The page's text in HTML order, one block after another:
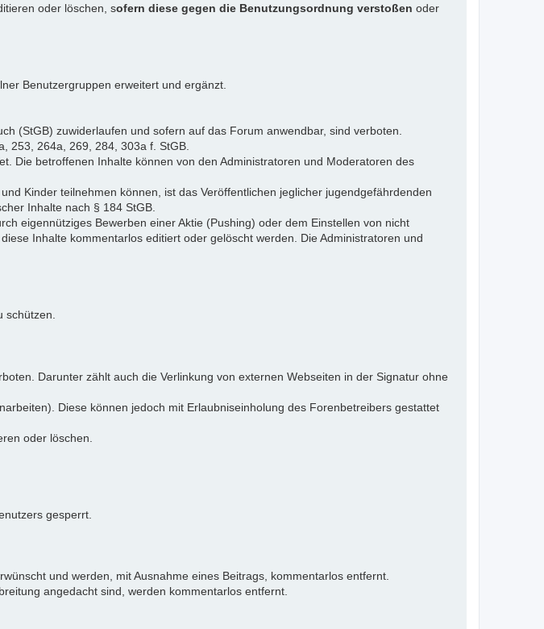
oder löschen, sofern diese gegen die Benutzungsordnung verstoßen oder
Benutzergruppen erweitert und ergänzt.
(StGB) zuwiderlaufen und sofern auf das Forum anwendbar, sind verboten.
253, 264a, 269, 284, 303a f. StGB.
Die betroffenen Inhalte können von den Administratoren und Moderatoren des
Kinder teilnehmen können, ist das Veröffentlichen jeglicher jugendgefährdenden
Inhalte nach § 184 StGB.
eigennütziges Bewerben einer Aktie (Pushing) oder dem Einstellen von nicht
Inhalte kommentarlos editiert oder gelöscht werden. Die Administratoren und
Darunter zählt auch die Verlinkung von externen Webseiten in der Signatur ohne
Diese können jedoch mit Erlaubniseinholung des Forenbetreibers gestattet
oder löschen.
gesperrt.
und werden, mit Ausnahme eines Beitrags, kommentarlos entfernt.
angedacht sind, werden kommentarlos entfernt.